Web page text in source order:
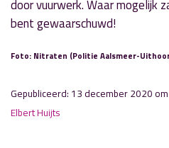
door vuurwerk. Waar mogelijk
bent gewaarschuwd!
Foto: Nitraten (Politie Aalsmeer-
Gepubliceerd: 13 december 2020
Elbert Huijts